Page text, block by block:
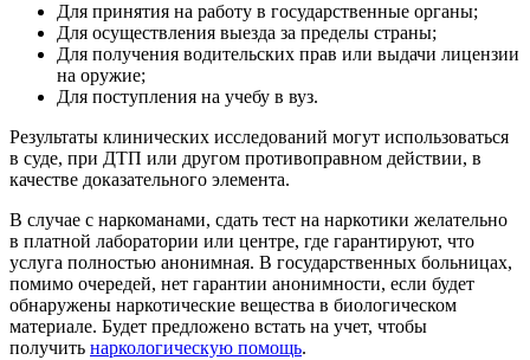
Для принятия на работу в государственные органы;
Для осуществления выезда за пределы страны;
Для получения водительских прав или выдачи лицензии
на оружие;
Для поступления на учебу в вуз.
Результаты клинических исследований могут использоваться
в суде, при ДТП или другом противоправном действии, в
качестве доказательного элемента.
В случае с наркоманами, сдать тест на наркотики желательно
в платной лаборатории или центре, где гарантируют, что
услуга полностью анонимная. В государственных больницах,
помимо очередей, нет гарантии анонимности, если будет
обнаружены наркотические вещества в биологическом
материале. Будет предложено встать на учет, чтобы
получить наркологическую помощь.